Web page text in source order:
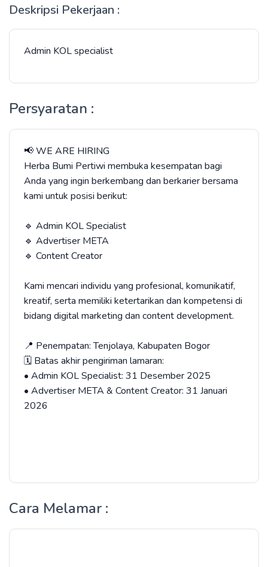
Deskripsi Pekerjaan :
Admin KOL specialist
Persyaratan :
📢 WE ARE HIRING
Herba Bumi Pertiwi membuka kesempatan bagi
Anda yang ingin berkembang dan berkarier bersama
kami untuk posisi berikut:
🔹 Admin KOL Specialist
🔹 Advertiser META
🔹 Content Creator
Kami mencari individu yang profesional, komunikatif,
kreatif, serta memiliki ketertarikan dan kompetensi di
bidang digital marketing dan content development.
📍 Penempatan: Tenjolaya, Kabupaten Bogor
🗓 Batas akhir pengiriman lamaran:
• Admin KOL Specialist: 31 Desember 2025
• Advertiser META & Content Creator: 31 Januari
2026
Cara Melamar :